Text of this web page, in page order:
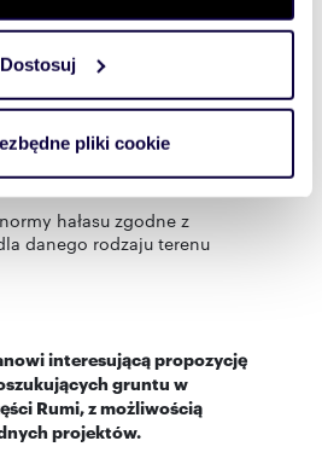
zgodę w dowolnej chwili.
do spersonalizowania treści
społecznościowe i
udostępniamy partnerom
te informacje z innymi danymi
lub uzyskanymi podczas
Dostosuj
pliki cookie
dziedzictwa
zabytków i krajobrazu
plan nie wprowadza
ograniczeń,
plan nie wprowadza ustaleń
hałasu zgodne z
danego rodzaju terenu
interesującą propozycję
gruntu w
Rumi, z możliwością
projektów.